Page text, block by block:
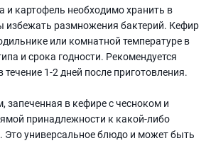
и картофель необходимо хранить в
избежать размножения бактерий. Кефир
или комнатной температуре в
и срока годности. Рекомендуется
1-2 дней после приготовления.
запеченная в кефире с чесноком и
принадлежности к какой-либо
Это универсальное блюдо и может быть